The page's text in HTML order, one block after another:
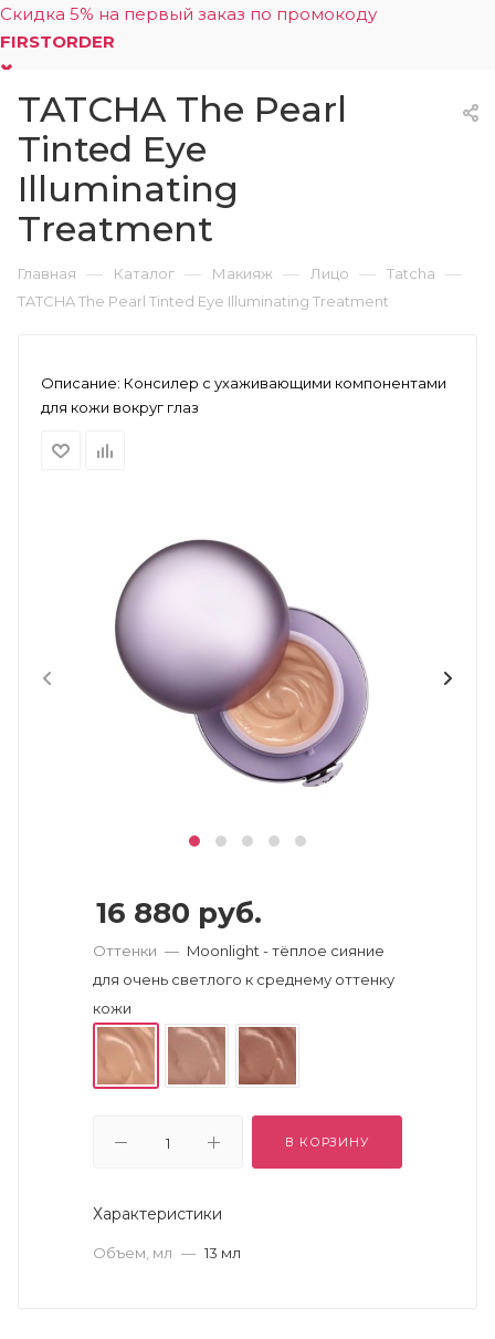
Скидка 5% на первый заказ по промокоду
FIRSTORDER
0
TATCHA The Pearl
Tinted Eye
Illuminating
Treatment
Главная — Каталог — Макияж — Лицо — Tatcha —
TATCHA The Pearl Tinted Eye Illuminating Treatment
Описание: Консилер с ухаживающими компонентами
для кожи вокруг глаз
16 880 руб.
Оттенки — Moonlight - тёплое сияние
для очень светлого к среднему оттенку
кожи
В КОРЗИНУ
Характеристики
Объем, мл — 13 мл